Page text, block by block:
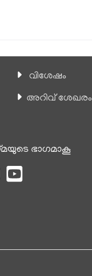
വിശേഷം
അറിവ് ശേഖരം
ഭാഗമാകൂ